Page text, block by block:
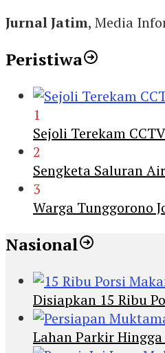
Jurnal Jatim, Media
Peristiwa
1
Sejoli Terekam
2
Sengketa Saluran
3
Warga Tunggorono
Nasional
Disiapkan 15 Ribu
Lahan Parkir